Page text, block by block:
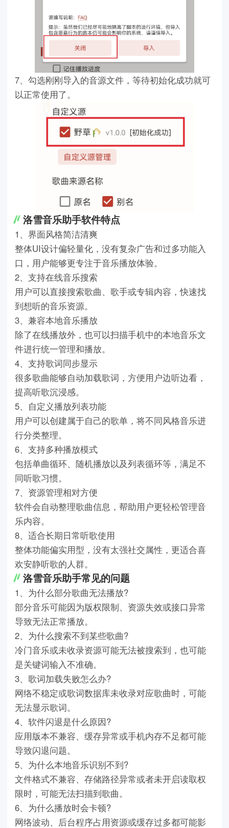
7、勾选刚刚导入的音源文件，等待初始化成功就可
以正常使用了。
洛雪音乐助手软件特点
1、界面风格简洁清爽
整体UI设计偏轻量化，没有复杂广告和过多功能入
口，用户能够更专注于音乐播放体验。
2、支持在线音乐搜索
用户可以直接搜索歌曲、歌手或专辑内容，快速找
到想听的音乐资源。
3、兼容本地音乐播放
除了在线播放外，也可以扫描手机中的本地音乐文
件进行统一管理和播放。
4、支持歌词同步显示
很多歌曲能够自动加载歌词，方便用户边听边看，
提高听歌沉浸感。
5、自定义播放列表功能
用户可以创建属于自己的歌单，将不同风格音乐进
行分类整理。
6、支持多种播放模式
包括单曲循环、随机播放以及列表循环等，满足不
同听歌习惯。
7、资源管理相对方便
软件会自动整理歌曲信息，帮助用户更轻松管理音
乐内容。
8、适合长期日常听歌使用
整体功能偏实用型，没有太强社交属性，更适合喜
欢安静听歌的人群。
洛雪音乐助手常见的问题
1、为什么部分歌曲无法播放?
部分音乐可能因为版权限制、资源失效或接口异常
导致无法正常播放。
2、为什么搜索不到某些歌曲?
冷门音乐或未收录资源可能无法被搜索到，也可能
是关键词输入不准确。
3、歌词加载失败怎么办?
网络不稳定或歌词数据库未收录对应歌曲时，可能
无法显示歌词。
4、软件闪退是什么原因?
应用版本不兼容、缓存异常或手机内存不足都可能
导致闪退问题。
5、为什么本地音乐识别不到?
文件格式不兼容、存储路径异常或者未开启读取权
限时，可能无法扫描到歌曲。
6、为什么播放时会卡顿?
网络波动、后台程序占用资源或缓存过多都可能影